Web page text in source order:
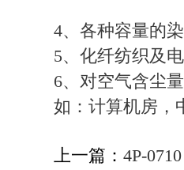
4、各种容量的
5、化纤纺织及
6、对空气含尘
如：计算机房，
上一篇： 4P-